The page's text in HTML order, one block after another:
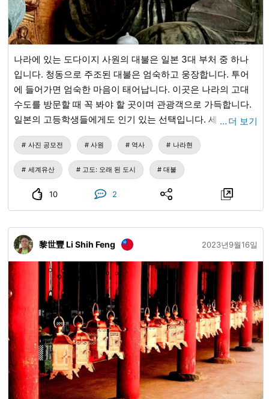
나라에 있는 도다이지 사원의 대불은 일본 3대 부처 중 하나
입니다. 청동으로 주조된 대불은 엄숙하고 웅장합니다. 투어
에 들어가면 엄숙한 마음이 태어납니다. 이곳은 나라의 고대
수도를 방문할 때 꼭 봐야 할 곳이며 관광객으로 가득합니다.
일본의 고등학생들에게도 인기 있는 선택입니다. 세상이 혼란
에 빠진 이 시기에, 위대한 부처님께서 생명과 모든 안녕을 보
호해 주시도록 기도해 주십시오.
… 더 보기
사진 공모전 사원 역사 나라현
세계유산 고도: 오래 된 도시 대불
10 2
黎世豐 Li Shih Feng 2023년9월16일